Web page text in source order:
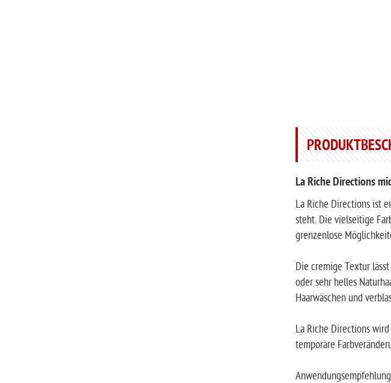
La Riche Directions
La Riche Directions ist
steht. Die vielseitige
grenzenlose
Die cremige Textur
oder sehr helles
Haarwäschen und
La Riche Directions
temporäre
Anwendungsempfehlung